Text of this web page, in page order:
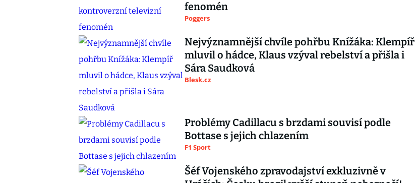
fenomén
Poggers
Nejvýznamnější chvíle pohřbu Knížáka: Klempíř
mluvil o hádce, Klaus vzýval rebelství a přišla i
Sára Saudková
Blesk.cz
Problémy Cadillacu s brzdami souvisí podle
Bottase s jejich chlazením
F1 Sport
Šéf Vojenského zpravodajství exkluzivně v